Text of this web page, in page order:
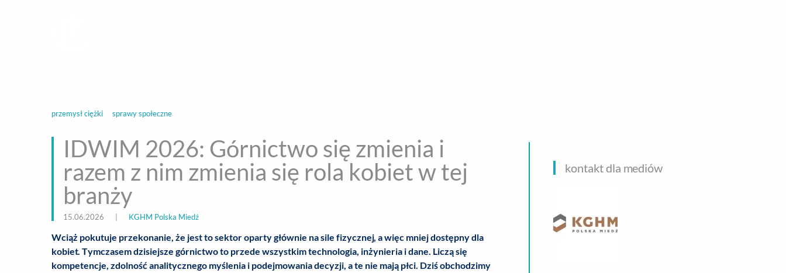
przemysł ciężki sprawy społeczne
IDWIM 2026: Górnictwo się zmienia i
razem z nim zmienia się rola kobiet w tej
branży
15.06.2026 KGHM Polska Miedź
Wciąż pokutuje przekonanie, że jest to sektor oparty głównie na sile fizycznej, a więc mniej dostępny dla
kobiet. Tymczasem dzisiejsze górnictwo to przede wszystkim technologia, inżynieria i dane. Liczą się
kompetencje, zdolność analitycznego myślenia i podejmowania decyzji, a te nie mają płci. Dziś obchodzimy
kontakt dla mediów